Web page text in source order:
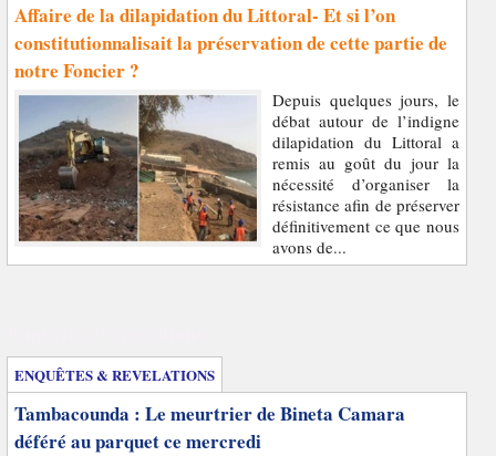
Affaire de la dilapidation du Littoral- Et si l’on
constitutionnalisait la préservation de cette partie de
notre Foncier ?
Depuis quelques jours, le
débat autour de l’indigne
dilapidation du Littoral a
remis au goût du jour la
nécessité d’organiser la
résistance afin de préserver
définitivement ce que nous
avons de...
ENQUÊTES & REVELATIONS
Tambacounda : Le meurtrier de Bineta Camara
déféré au parquet ce mercredi